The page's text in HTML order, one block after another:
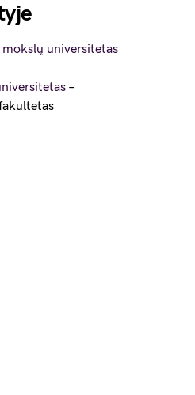
universitetas
–